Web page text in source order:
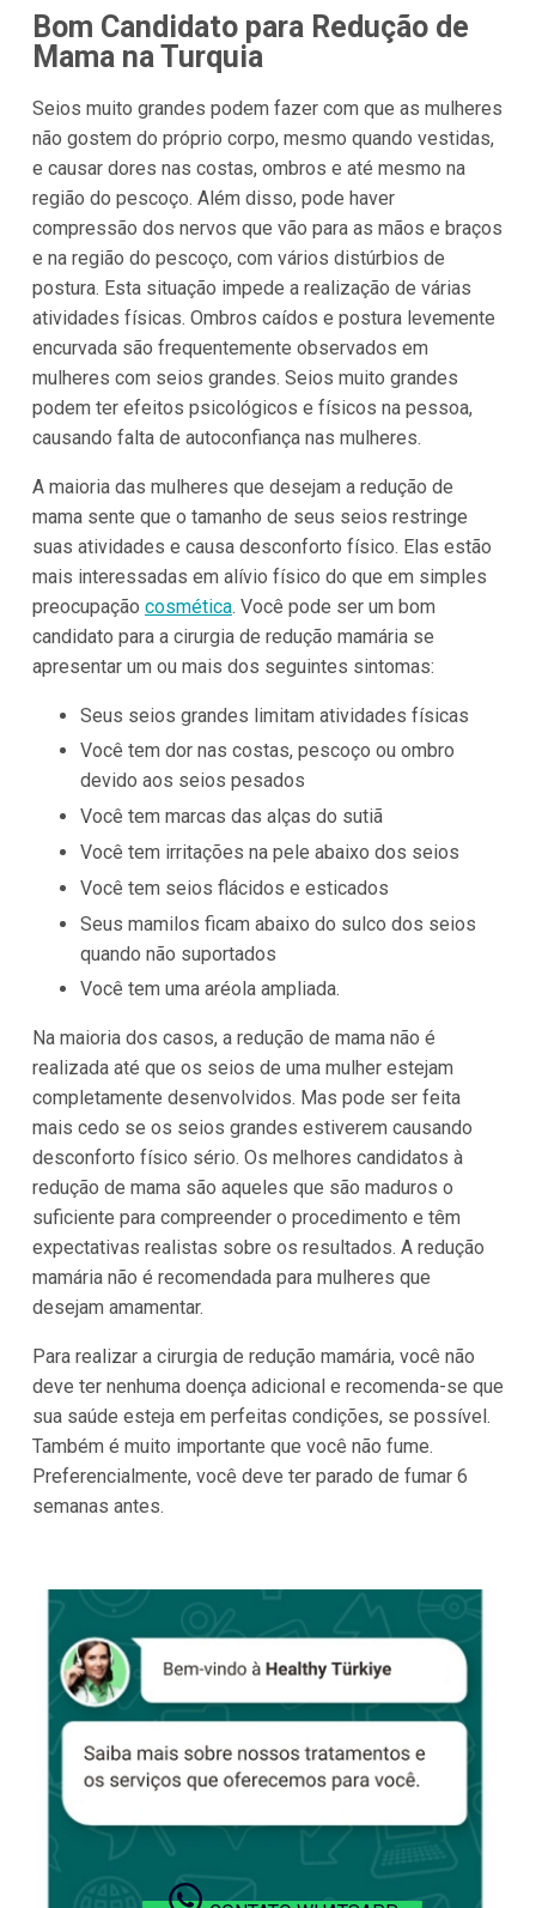
Bom Candidato para Redução de
Mama na Turquia
Seios muito grandes podem fazer com que as mulheres
não gostem do próprio corpo, mesmo quando vestidas,
e causar dores nas costas, ombros e até mesmo na
região do pescoço. Além disso, pode haver
compressão dos nervos que vão para as mãos e braços
e na região do pescoço, com vários distúrbios de
postura. Esta situação impede a realização de várias
atividades físicas. Ombros caídos e postura levemente
encurvada são frequentemente observados em
mulheres com seios grandes. Seios muito grandes
podem ter efeitos psicológicos e físicos na pessoa,
causando falta de autoconfiança nas mulheres.
A maioria das mulheres que desejam a redução de
mama sente que o tamanho de seus seios restringe
suas atividades e causa desconforto físico. Elas estão
mais interessadas em alívio físico do que em simples
preocupação cosmética. Você pode ser um bom
candidato para a cirurgia de redução mamária se
apresentar um ou mais dos seguintes sintomas:
Seus seios grandes limitam atividades físicas
Você tem dor nas costas, pescoço ou ombro
devido aos seios pesados
Você tem marcas das alças do sutiã
Você tem irritações na pele abaixo dos seios
Você tem seios flácidos e esticados
Seus mamilos ficam abaixo do sulco dos seios
quando não suportados
Você tem uma aréola ampliada.
Na maioria dos casos, a redução de mama não é
realizada até que os seios de uma mulher estejam
completamente desenvolvidos. Mas pode ser feita
mais cedo se os seios grandes estiverem causando
desconforto físico sério. Os melhores candidatos à
redução de mama são aqueles que são maduros o
suficiente para compreender o procedimento e têm
expectativas realistas sobre os resultados. A redução
mamária não é recomendada para mulheres que
desejam amamentar.
Para realizar a cirurgia de redução mamária, você não
deve ter nenhuma doença adicional e recomenda-se que
sua saúde esteja em perfeitas condições, se possível.
Também é muito importante que você não fume.
Preferencialmente, você deve ter parado de fumar 6
semanas antes.